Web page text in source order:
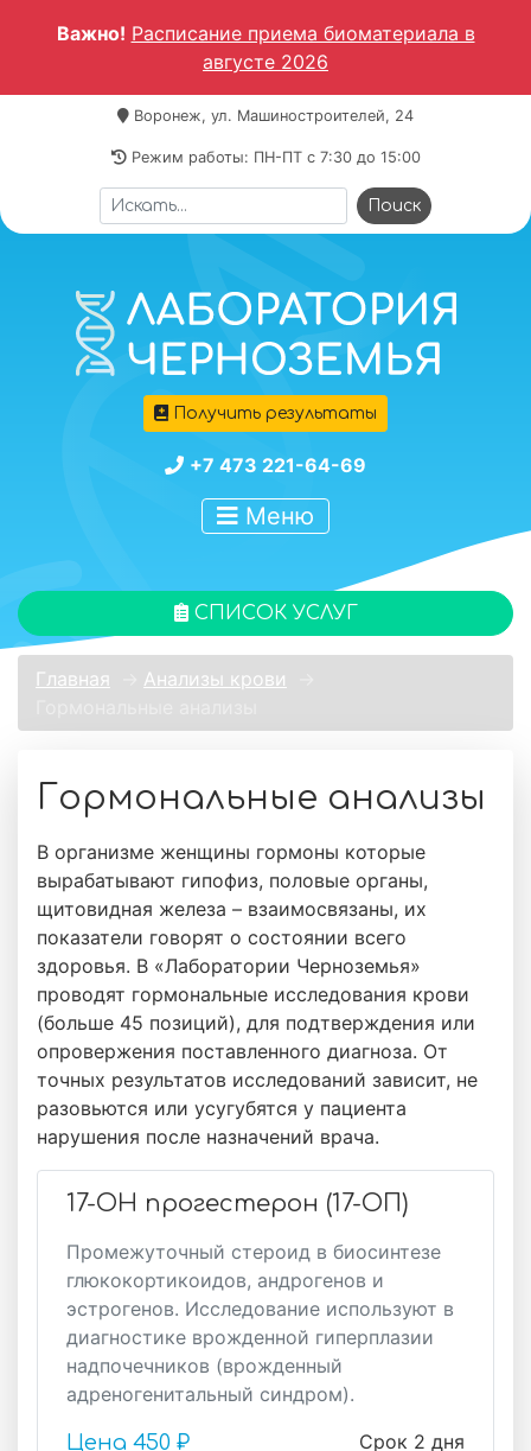
Важно! Расписание приема биоматериала в
августе 2026
Воронеж, ул. Машиностроителей, 24
Режим работы: ПН-ПТ c 7:30 до 15:00
Получить результаты
+7 473 221-64-69
Меню
СПИСОК УСЛУГ
Главная Анализы крови
Гормональные анализы
В организме женщины гормоны которые
вырабатывают гипофиз, половые органы,
щитовидная железа – взаимосвязаны, их
показатели говорят о состоянии всего
здоровья. В «Лаборатории Черноземья»
проводят гормональные исследования крови
(больше 45 позиций), для подтверждения или
опровержения поставленного диагноза. От
точных результатов исследований зависит, не
разовьются или усугубятся у пациента
нарушения после назначений врача.
17-ОН прогестерон (17-ОП)
Промежуточный стероид в биосинтезе
глюкокортикоидов, андрогенов и
эстрогенов. Исследование используют в
диагностике врожденной гиперплазии
надпочечников (врожденный
адреногенитальный синдром).
Срок 2 дня
Цена 450 ₽